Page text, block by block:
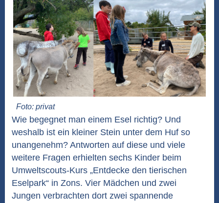
Foto: privat
Wie begegnet man einem Esel richtig? Und
weshalb ist ein kleiner Stein unter dem Huf so
unangenehm? Antworten auf diese und viele
weitere Fragen erhielten sechs Kinder beim
Umweltscouts-Kurs „Entdecke den tierischen
Eselpark“ in Zons. Vier Mädchen und zwei
Jungen verbrachten dort zwei spannende